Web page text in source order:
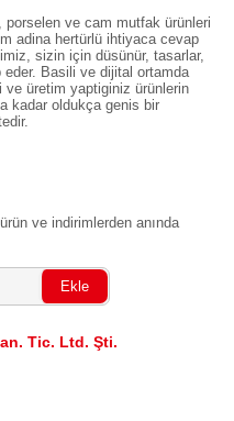
porselen ve cam mutfak ürünleri
adina hertürlü ihtiyaca cevap
sizin için düsünür, tasarlar,
Basili ve dijital ortamda
üretim yaptiginiz ürünlerin
kadar oldukça genis bir
ve indirimlerden anında
Ekle
Tic. Ltd. Şti.